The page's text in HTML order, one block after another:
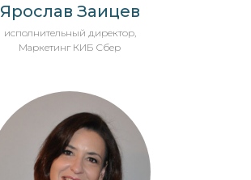
Ярослав Заицев
исполнительный директор,
Маркетинг КИБ Сбер